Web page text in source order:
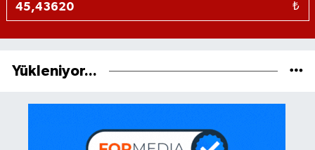
₺
Yükleniyor...